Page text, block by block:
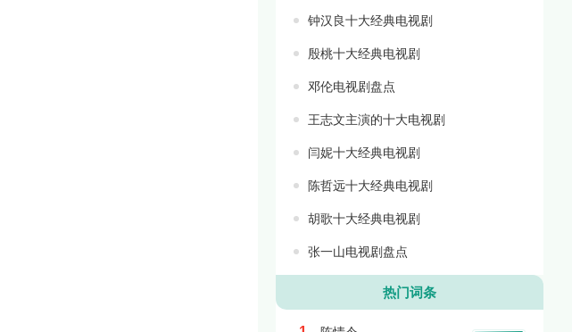
钟汉良十大经典电视剧
殷桃十大经典电视剧
邓伦电视剧盘点
王志文主演的十大电视剧
闫妮十大经典电视剧
陈哲远十大经典电视剧
胡歌十大经典电视剧
张一山电视剧盘点
热门词条